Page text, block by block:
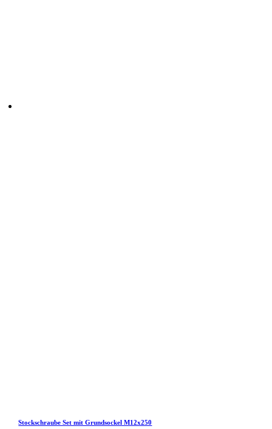
Stockschraube Set mit Grundsockel M12x250